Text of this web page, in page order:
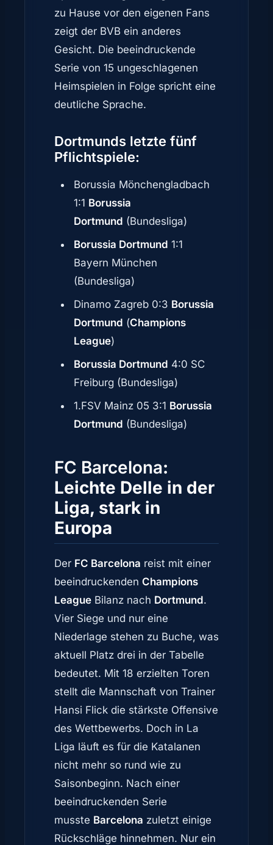
zu Hause vor den eigenen Fans
zeigt der BVB ein anderes
Gesicht. Die beeindruckende
Serie von 15 ungeschlagenen
Heimspielen in Folge spricht eine
deutliche Sprache.
Dortmunds letzte fünf
Pflichtspiele:
Borussia Mönchengladbach
1:1 Borussia
Dortmund (Bundesliga)
Borussia Dortmund 1:1
Bayern München
(Bundesliga)
Dinamo Zagreb 0:3 Borussia
Dortmund (Champions
League)
Borussia Dortmund 4:0 SC
Freiburg (Bundesliga)
1.FSV Mainz 05 3:1 Borussia
Dortmund (Bundesliga)
FC Barcelona:
Leichte Delle in der
Liga, stark in
Europa
Der FC Barcelona reist mit einer
beeindruckenden Champions
League Bilanz nach Dortmund.
Vier Siege und nur eine
Niederlage stehen zu Buche, was
aktuell Platz drei in der Tabelle
bedeutet. Mit 18 erzielten Toren
stellt die Mannschaft von Trainer
Hansi Flick die stärkste Offensive
des Wettbewerbs. Doch in La
Liga läuft es für die Katalanen
nicht mehr so rund wie zu
Saisonbeginn. Nach einer
beeindruckenden Serie
musste Barcelona zuletzt einige
Rückschläge hinnehmen. Nur ein